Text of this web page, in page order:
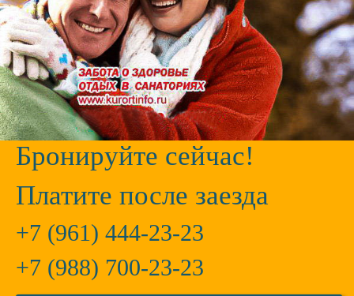
Санаторий «Виктория»
Город:Кисловодск
Отзывы:416
Цена от:4750руб.
Забронировать
ФГБУ санаторий «Россия»
Город:Ессентуки
Отзывы:64
Цена от:4750 руб.
Забронировать
Бронируйте сейчас!
Платите после заезда
+7 (961) 444-23-23
+7 (988) 700-23-23